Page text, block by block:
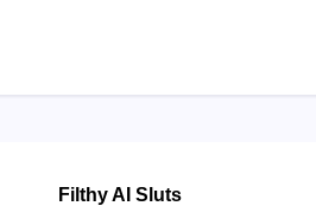
Filthy AI Sluts